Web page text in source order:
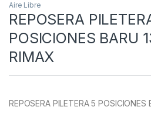
Aire Libre
REPOSERA
POSICIONES BARU
RIMAX
REPOSERA PILETERA 5 POSICIONES